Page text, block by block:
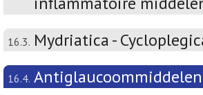
16.3. Mydriatica -
16.4. Antiglaucoommiddelen